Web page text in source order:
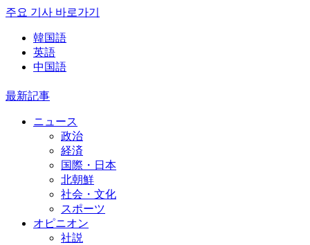
주요 기사 바로가기
韓国語
英語
中国語
最新記事
ニュース
政治
経済
国際・日本
北朝鮮
社会・文化
スポーツ
オピニオン
社説